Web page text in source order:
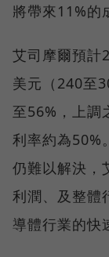
將帶來11%的
艾司摩爾預計
美元（240至
至56%，上調
利率約為50%
仍難以解決，
利潤、及整體
導體行業的快